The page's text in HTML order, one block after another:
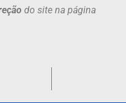
do site na página